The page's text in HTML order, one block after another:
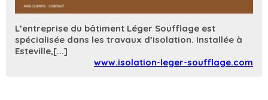
L’entreprise du bâtiment Léger Soufflage est
spécialisée dans les travaux d’isolation. Installée à
Esteville,[...]
www.isolation-leger-soufflage.com